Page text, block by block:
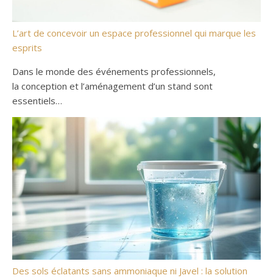
L’art de concevoir un espace professionnel qui marque les
esprits
Dans le monde des événements professionnels,
la conception et l’aménagement d’un stand sont
essentiels…
Des sols éclatants sans ammoniaque ni Javel : la solution